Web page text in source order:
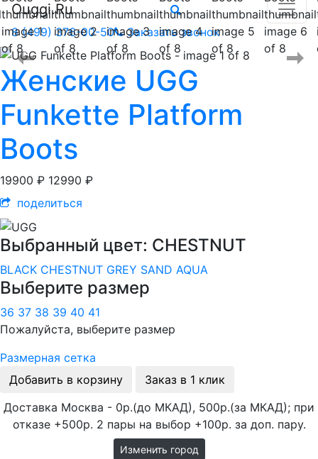
Ouggi.Ru
8 (499) 376-00-50 Заказать звонок
Женские UGG
Funkette Platform
Boots
19900 ₽ 12990 ₽
поделиться
Выбранный цвет: CHESTNUT
BLACK CHESTNUT GREY SAND AQUA
Выберите размер
36 37 38 39 40 41
Пожалуйста, выберите размер
Размерная сетка
Добавить в корзину
Заказ в 1 клик
Доставка Москва - 0р.(до МКАД), 500р.(за МКАД); при
отказе +500р. 2 пары на выбор +100р. за доп. пару.
Изменить город